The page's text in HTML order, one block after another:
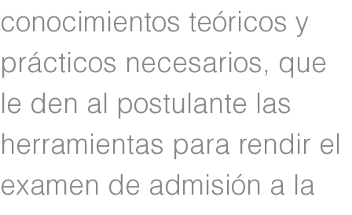
conocimientos teóricos y
prácticos necesarios, que
le den al postulante las
herramientas para rendir el
examen de admisión a la